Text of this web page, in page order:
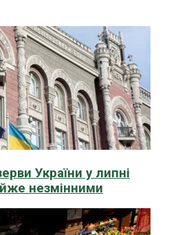
України у липні
незмінними